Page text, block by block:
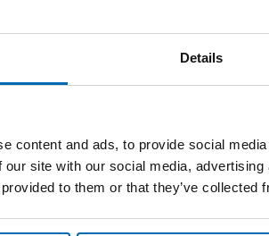
Details
content and ads, to provide social
our site with our social media,
to them or that they’ve
m 10 Rollen à
und/oder Farben sind in